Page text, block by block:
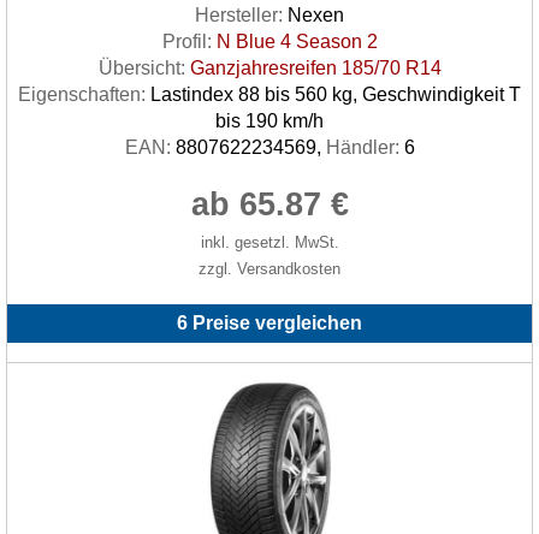
Hersteller: Nexen
Profil: N Blue 4 Season 2
Übersicht: Ganzjahresreifen 185/70 R14
Eigenschaften: Lastindex 88 bis 560 kg, Geschwindigkeit T
bis 190 km/h
EAN: 8807622234569, Händler: 6
ab 65.87 €
inkl. gesetzl. MwSt.
zzgl. Versandkosten
6 Preise vergleichen